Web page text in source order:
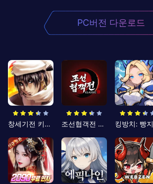
PC버전 다운로드
창세기전 키우기 조선협객전 클래식